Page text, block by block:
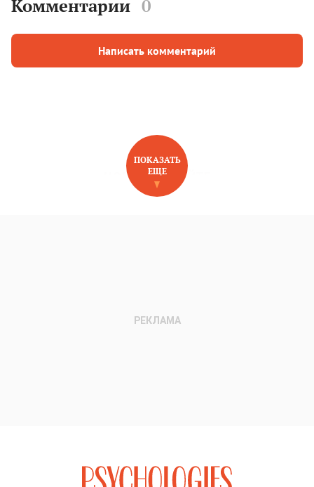
Комментарии 0
Написать комментарий
НОВОЕ НА САЙТЕ
ПОКАЗАТЬ
ЕЩЕ